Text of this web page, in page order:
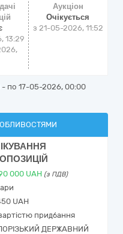
13:29
Аукціон
Очікується
з 21-05-2026, 11:52
- по 17-05-2026, 00:00
000 UAH (з ПДВ)
UAH
придбання
ДЕРЖАВНИЙ